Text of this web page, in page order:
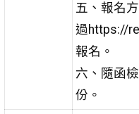
五、報名
過https://
報名。
六、隨函
份。